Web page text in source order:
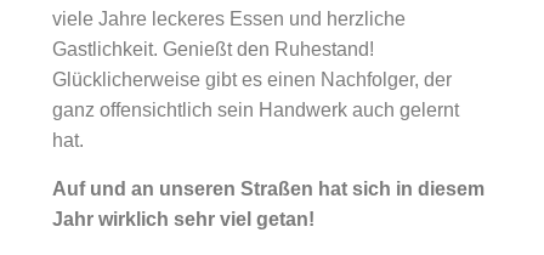
viele Jahre leckeres Essen und herzliche
Gastlichkeit. Genießt den Ruhestand!
Glücklicherweise gibt es einen Nachfolger, der
ganz offensichtlich sein Handwerk auch gelernt
hat.
Auf und an unseren Straßen hat sich in diesem
Jahr wirklich sehr viel getan!